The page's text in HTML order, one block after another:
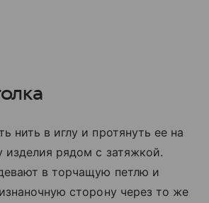
нить в иглу и протянуть ее на
изделия рядом с затяжкой.
в торчащую петлю и
сторону через то же